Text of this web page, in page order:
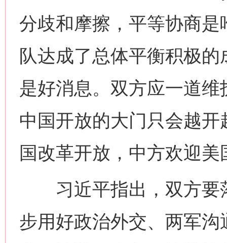
分歧和摩擦，平等协商
队达成了总体平衡积极
是好消息。双方应一道
中国开放的大门只会越
国改革开放，中方欢迎
习近平指出，双方要
步用好政治外交、两军